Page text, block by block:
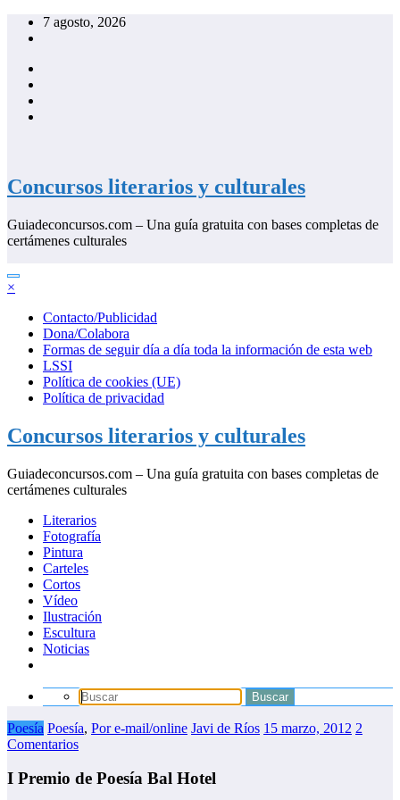
Saltar
7 agosto, 2026
Concursos literarios y culturales
Guiadeconcursos.com – Una guía gratuita con bases completas de
certámenes culturales
×
Contacto/Publicidad
Dona/Colabora
Formas de seguir día a día toda la información de esta web
LSSI
Política de cookies (UE)
Política de privacidad
Concursos literarios y culturales
Guiadeconcursos.com – Una guía gratuita con bases completas de
certámenes culturales
Literarios
Fotografía
Pintura
Carteles
Cortos
Vídeo
Ilustración
Escultura
Noticias
Poesía Poesía, Por e-mail/online Javi de Ríos 15 marzo, 2012 2
Comentarios
I Premio de Poesía Bal Hotel